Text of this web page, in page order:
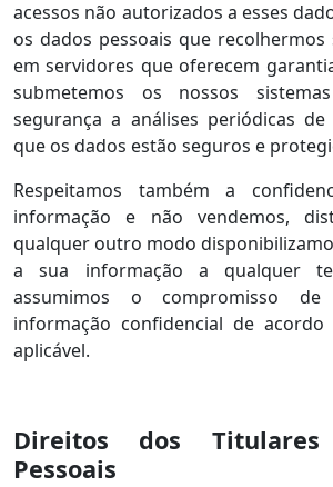
acessos não autorizados a esses
os dados pessoais que recolhermos
em servidores que oferecem
submetemos os nossos
segurança a análises periódicas
que os dados estão seguros e
Respeitamos também a
informação e não vendemos,
qualquer outro modo
a sua informação a qualquer
assumimos o compromisso
informação confidencial de acordo
aplicável.
Direitos dos
Pessoais